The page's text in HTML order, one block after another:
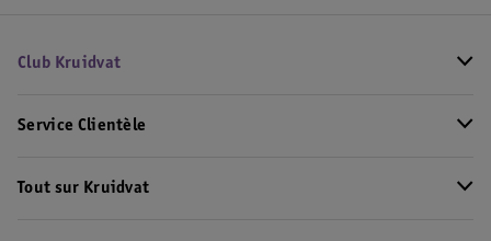
Club Kruidvat
Service Clientèle
Tout sur Kruidvat